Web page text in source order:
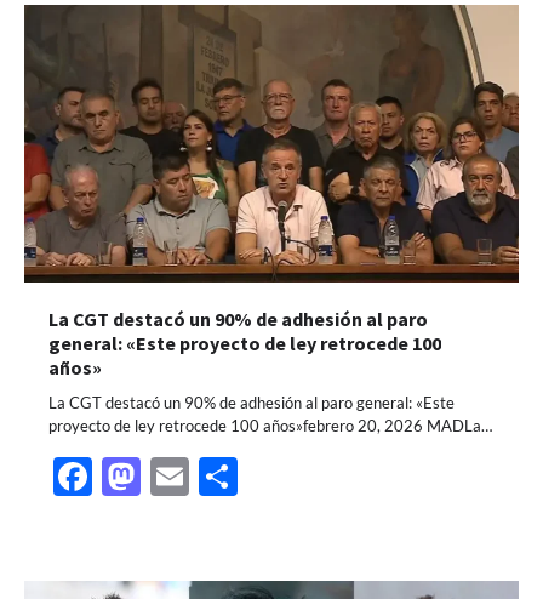
La CGT destacó un 90% de adhesión al paro
general: «Este proyecto de ley retrocede 100
años»
La CGT destacó un 90% de adhesión al paro general: «Este
proyecto de ley retrocede 100 años»febrero 20, 2026 MADLa…
Facebook
Mastodon
Email